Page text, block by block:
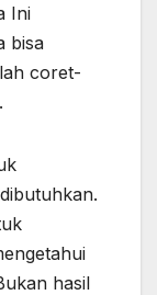
Ini
bisa
coret-
hasil